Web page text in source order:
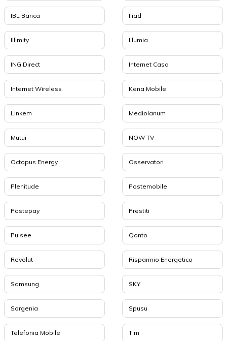
IBL Banca Iliad
Illimity Illumia
ING Direct Internet Casa
Internet Wireless Kena Mobile
Linkem Mediolanum
Mutui NOW TV
Octopus Energy Osservatori
Plenitude Postemobile
Postepay Prestiti
Pulsee Qonto
Revolut Risparmio Energetico
Samsung SKY
Sorgenia Spusu
Telefonia Mobile Tim